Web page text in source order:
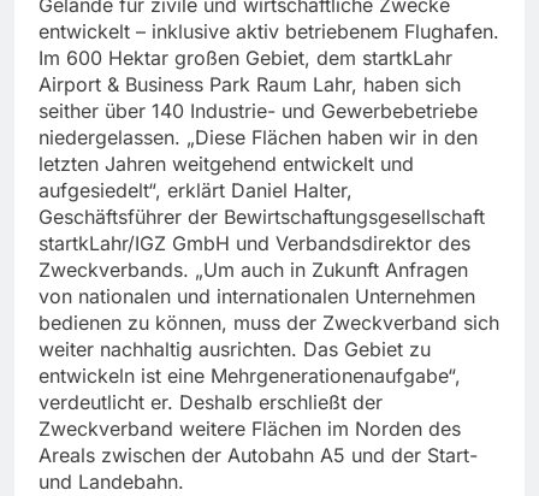
Gelände für zivile und wirtschaftliche Zwecke
entwickelt – inklusive aktiv betriebenem Flughafen.
Im 600 Hektar großen Gebiet, dem startkLahr
Airport & Business Park Raum Lahr, haben sich
seither über 140 Industrie- und Gewerbebetriebe
niedergelassen. „Diese Flächen haben wir in den
letzten Jahren weitgehend entwickelt und
aufgesiedelt“, erklärt Daniel Halter,
Geschäftsführer der Bewirtschaftungsgesellschaft
startkLahr/IGZ GmbH und Verbandsdirektor des
Zweckverbands. „Um auch in Zukunft Anfragen
von nationalen und internationalen Unternehmen
bedienen zu können, muss der Zweckverband sich
weiter nachhaltig ausrichten. Das Gebiet zu
entwickeln ist eine Mehrgenerationenaufgabe“,
verdeutlicht er. Deshalb erschließt der
Zweckverband weitere Flächen im Norden des
Areals zwischen der Autobahn A5 und der Start-
und Landebahn.